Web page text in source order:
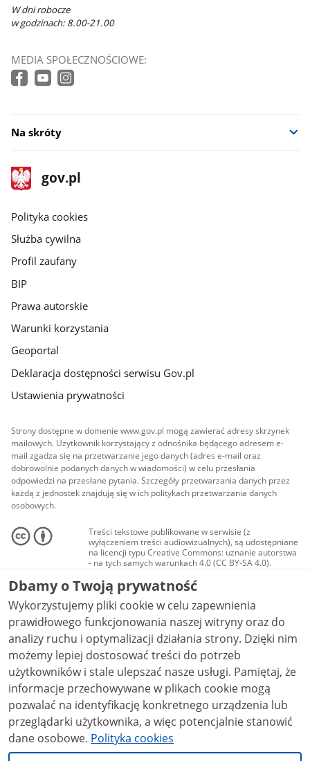
W dni robocze
w godzinach: 8.00-21.00
MEDIA SPOŁECZNOŚCIOWE:
Na skróty
stopka
gov.pl
Strona
gov.pl
gov.pl
Polityka cookies
Służba cywilna
Profil zaufany
BIP
Prawa autorskie
Warunki korzystania
Geoportal
Deklaracja dostępności serwisu Gov.pl
Ustawienia prywatności
Strony dostępne w domenie www.gov.pl mogą zawierać adresy skrzynek
mailowych. Użytkownik korzystający z odnośnika będącego adresem e-
mail zgadza się na przetwarzanie jego danych (adres e-mail oraz
dobrowolnie podanych danych w wiadomości) w celu przesłania
odpowiedzi na przesłane pytania. Szczegóły przetwarzania danych przez
każdą z jednostek znajdują się w ich politykach przetwarzania danych
osobowych.
Treści tekstowe publikowane w serwisie (z
wyłączeniem treści audiowizualnych), są udostępniane
na licencji typu Creative Commons: uznanie autorstwa
- na tych samych warunkach 4.0 (CC BY-SA 4.0).
Materiały audiowizualne, w tym zdjęcia, materiały
audio i wideo, są udostępniane na licencji typu
Creative Commons: uznanie autorstwa użycie
niekomercyjne - bez utworów zależnych 4.0 (CC BY-
NC-ND 4.0), o ile nie jest to stwierdzone inaczej.
Dbamy o Twoją prywatność
Wykorzystujemy pliki cookie w celu zapewnienia
prawidłowego funkcjonowania naszej witryny oraz do
analizy ruchu i optymalizacji działania strony. Dzięki nim
możemy lepiej dostosować treści do potrzeb
użytkowników i stale ulepszać nasze usługi. Pamiętaj, że
informacje przechowywane w plikach cookie mogą
pozwalać na identyfikację konkretnego urządzenia lub
przeglądarki użytkownika, a więc potencjalnie stanowić
dane osobowe. Polityka cookies